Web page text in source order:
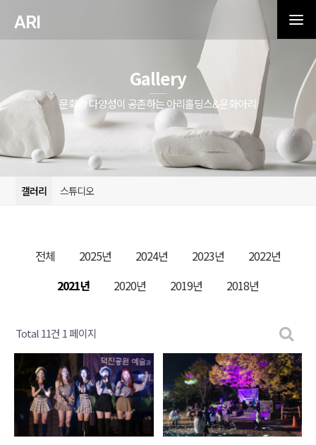
ARI
Gallery
문화의 다양성이 공존하는 아리홀딩스&문화아리
갤러리 스튜디오
전체 2025년 2024년 2023년
2022년
2021년
2020년 2019년 2018년
Total 11건 1 페이지